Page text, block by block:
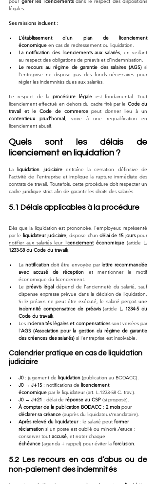
légales.
Ses missions incluent :
L’établissement d’un plan de licenciement
économique en cas de redressement ou liquidation.
La notification des licenciements aux salariés, en veillant
au respect des obligations de préavis et d’indemnisation.
Le recours au régime de garantie des salaires (AGS) si
l’entreprise ne dispose pas des fonds nécessaires pour
régler les indemnités dues aux salariés.
Le respect de la procédure légale est fondamental. Tout
licenciement effectué en dehors du cadre fixé par le Code du
travail et le Code de commerce
contentieux prud’homal, voire à une requalification en
licenciement abusif.
Quels sont les délais de
licenciement en liquidation ?
La liquidation judiciaire entraîne la cessation définitive de
l’activité de l’entreprise et implique la rupture immédiate des
contrats de travail. Toutefois, cette procédure doit respecter un
cadre juridique strict afin de garantir les droits des salariés.
5.1 Délais applicables à la procédure
Dès que la liquidation est prononcée, l’employeur, représenté
par le liquidateur judiciaire, dispose d’un délai de 15 jours
pour
notifier aux salariés leur licenciement économique (article L.
1233-58 du Code du travail).
La notification doit être envoyée par lettre recommandée
avec accusé de réception et mentionner le motif
économique du licenciement.
Le préavis légal dépend de l’ancienneté du salarié, sauf
dispense expresse prévue dans la décision de liquidation.
indemnité compensatrice de préavis (article L. 1234-5 du
Code du travail).
Les indemnités légales et compensatrices sont versées par
l’AGS (Association pour la gestion du régime de garantie
des créances des salariés) si l’entreprise est insolvable.
Calendrier pratique en cas de liquidation
judiciaire
J0 : jugement de liquidation (publication au BODACC).
J0 → J+15 : notifications de licenciement
économique par le liquidateur (art. L.1233-58 C. trav.).
J0 → J+21 : délai de réponse au CSP (si proposé).
À compter de la publication BODACC : 2 mois pour
déclarer sa créance (auprès du liquidateur/mandataire).
Après relevé du liquidateur : le salarié peut former
réclamation si un poste est oublié ou minoré.Astuce :
conserver tout accusé, et noter chaque
échéance (agenda + rappel) pour éviter la forclusion.
5.2 Les recours en cas d’abus ou de
non-paiement des indemnités